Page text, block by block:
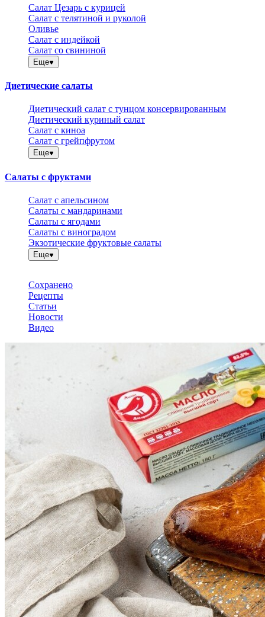
Салат Цезарь с курицей
Салат с телятиной и руколой
Оливье
Салат с индейкой
Салат со свининой
Еще
Диетические салаты
Диетический салат с тунцом консервированным
Диетический куриный салат
Салат с киноа
Салат с грейпфрутом
Еще
Салаты с фруктами
Салат с апельсином
Салаты с мандаринами
Салаты с ягодами
Салаты с виноградом
Экзотические фруктовые салаты
Еще
Сохранено
Рецепты
Статьи
Новости
Видео